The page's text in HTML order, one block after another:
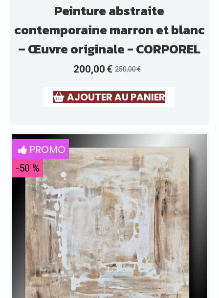
Peinture abstraite
contemporaine marron et blanc
– Œuvre originale - CORPOREL
200,00 € 250,00€
AJOUTER AU PANIER
PROMO
-50 %